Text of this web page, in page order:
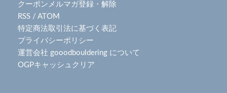
クーポンメルマガ登録・解除
RSS / ATOM
特定商法取引法に基づく表記
プライバシーポリシー
運営会社 gooodbouldering について
OGPキャッシュクリア